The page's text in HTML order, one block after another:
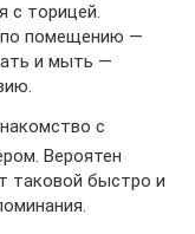
с торицей.
по помещению —
и мыть —
с
Вероятен
таковой быстро и